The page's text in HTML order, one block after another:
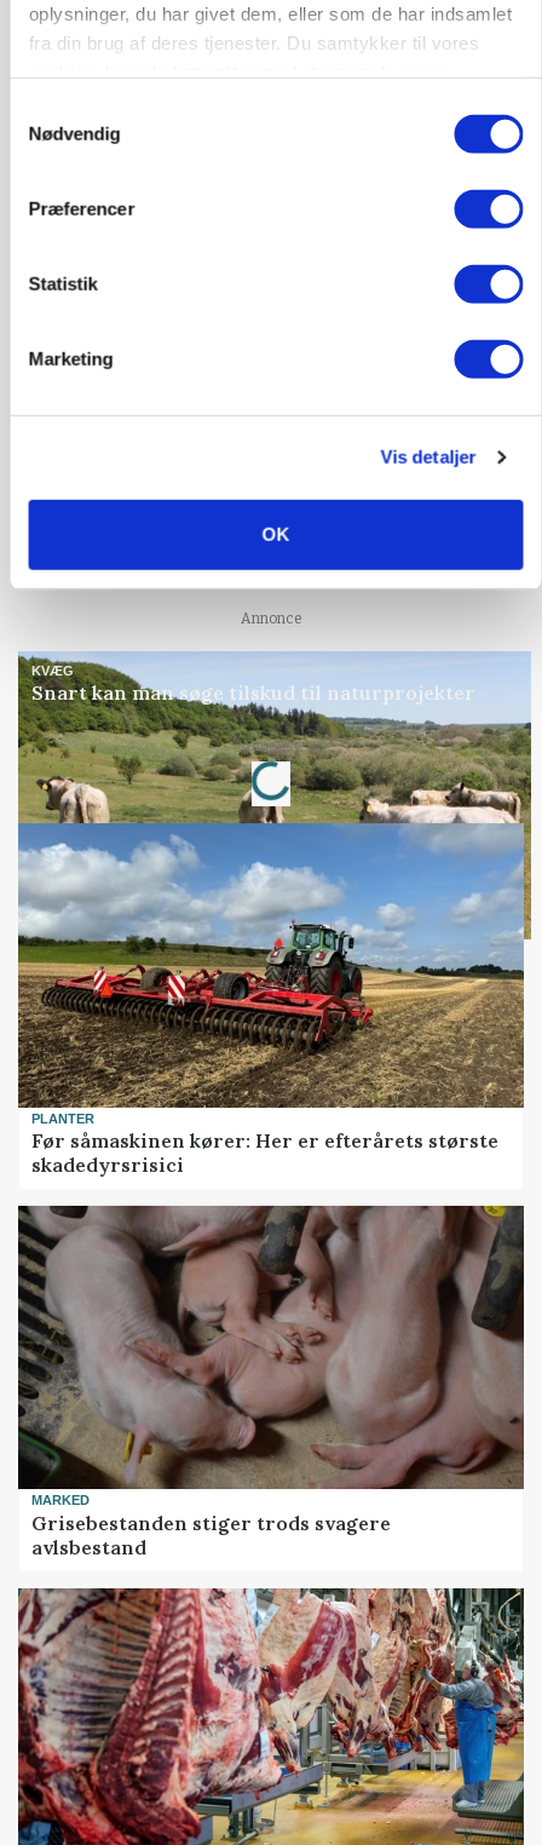
oplysninger, du har givet dem, eller som de har indsamlet
fra din brug af deres tjenester. Du samtykker til vores
Nødvendig
Præferencer
Statistik
Marketing
Vis detaljer
OK
protestgruppe vil demonstrere mod ny
gødskningslov
Annonce
KVÆG
Snart kan man søge tilskud til naturprojekter
Annonce
Loading...
PLANTER
Før såmaskinen kører: Her er efterårets største
skadedyrsrisici
MARKED
Grisebestanden stiger trods svagere
avlsbestand